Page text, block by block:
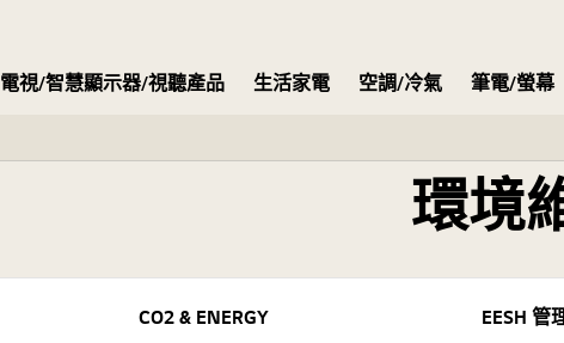
電視/智慧顯示器/視聽產品 生活家電 空調/冷氣 筆電/螢幕
環境
CO2 & ENERGY EESH 管